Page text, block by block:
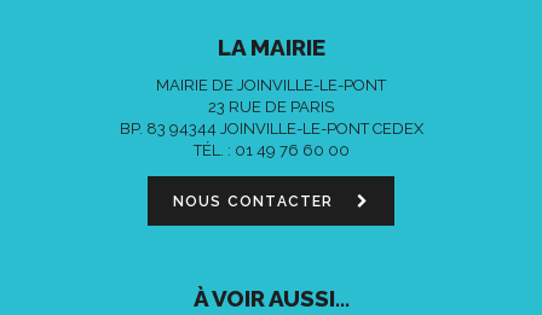
LA MAIRIE
MAIRIE DE JOINVILLE-LE-PONT
23 RUE DE PARIS
BP. 83 94344 JOINVILLE-LE-PONT CEDEX
TÉL. : 01 49 76 60 00
NOUS CONTACTER
À VOIR AUSSI...